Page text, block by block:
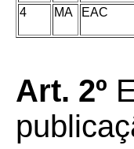
4 MA EAC
Art. 2º